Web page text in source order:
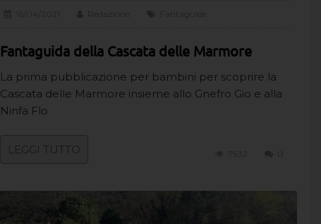
Fantaguida della Cascata delle Marmore
La prima pubblicazione per bambini per scoprire la
Cascata delle Marmore insieme allo Gnefro Gio e alla
Ninfa Flo
LEGGI TUTTO